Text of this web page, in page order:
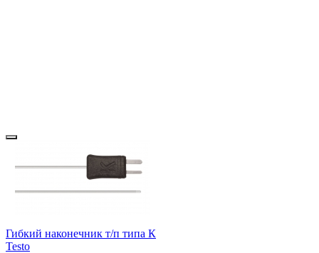
Гибкий наконечник т/п типа К
Testo